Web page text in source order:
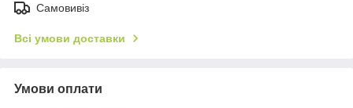
Самовивіз
Всі умови доставки
Умови оплати